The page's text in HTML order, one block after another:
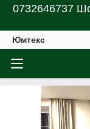
0732646737
Юмтекс